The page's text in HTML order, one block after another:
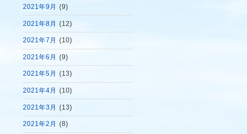
2021年9月 (9)
2021年8月 (12)
2021年7月 (10)
2021年6月 (9)
2021年5月 (13)
2021年4月 (10)
2021年3月 (13)
2021年2月 (8)